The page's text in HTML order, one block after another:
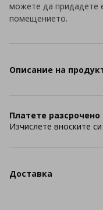
можете да придадете
помещението.
Описание на
Платете разсрочено
Изчислете вноските си
Доставка